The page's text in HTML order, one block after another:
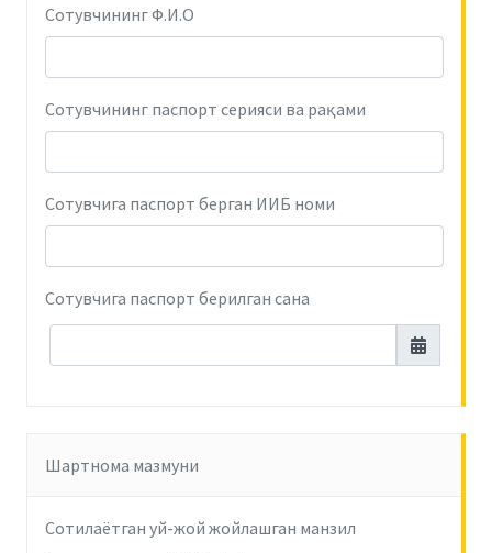
Сотувчининг Ф.И.О
Сотувчининг паспорт серияси ва рақами
Сотувчига паспорт берган ИИБ номи
Сотувчига паспорт берилган сана
Шартнома мазмуни
Сотилаётган уй-жой жойлашган манзил